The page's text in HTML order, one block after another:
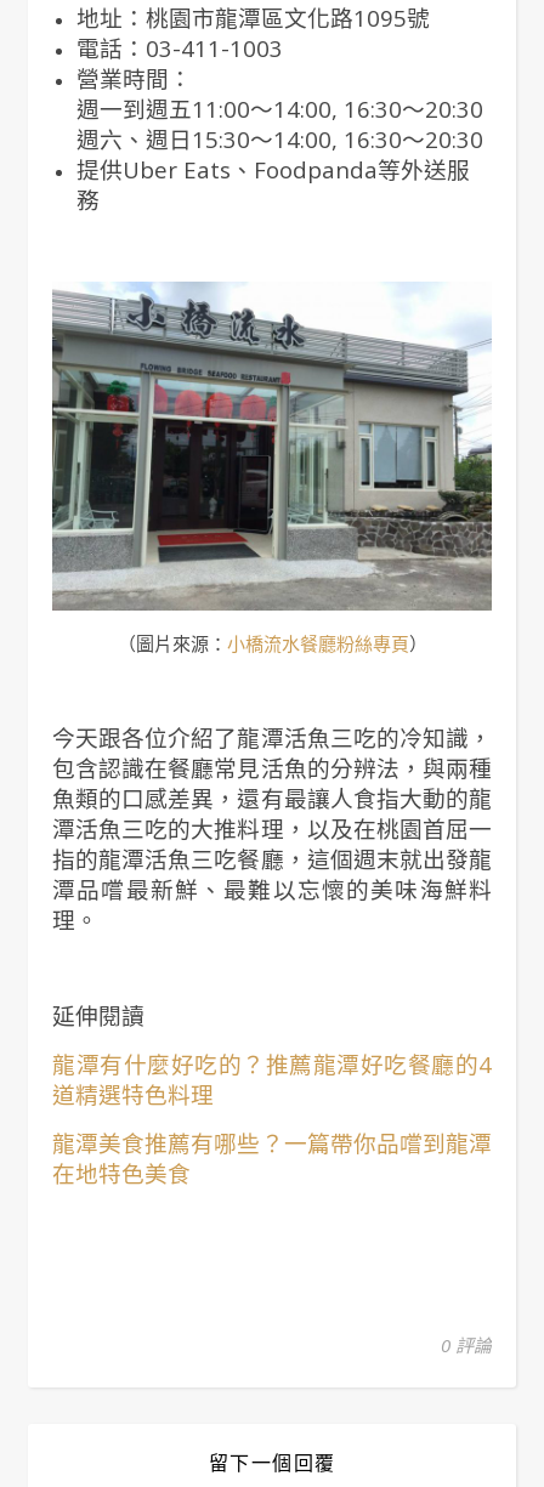
地址：桃園市龍潭區文化路1095號
電話：03-411-1003
營業時間：
週一到週五11:00～14:00, 16:30～20:30
週六、週日15:30～14:00, 16:30～20:30
提供Uber Eats、Foodpanda等外送服
務
（圖片來源： 小橋流水餐廳粉絲專頁）
今天跟各位介紹了龍潭活魚三吃的冷知識，
包含認識在餐廳常見活魚的分辨法，與兩種
魚類的口感差異，還有最讓人食指大動的龍
潭活魚三吃的大推料理，以及在桃園首屈一
指的龍潭活魚三吃餐廳，這個週末就出發龍
潭品嚐最新鮮、最難以忘懷的美味海鮮料
理。
延伸閱讀
龍潭有什麼好吃的？推薦龍潭好吃餐廳的4
道精選特色料理
龍潭美食推薦有哪些？一篇帶你品嚐到龍潭
在地特色美食
0 評論
留下一個回覆